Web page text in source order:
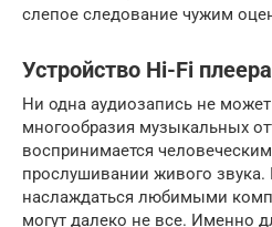
слепое следование чужим
Устройство Hi-Fi плеера
Ни одна аудиозапись не может
многообразия музыкальных
воспринимается
прослушивании живого
наслаждаться любимыми
могут далеко не все. Именно